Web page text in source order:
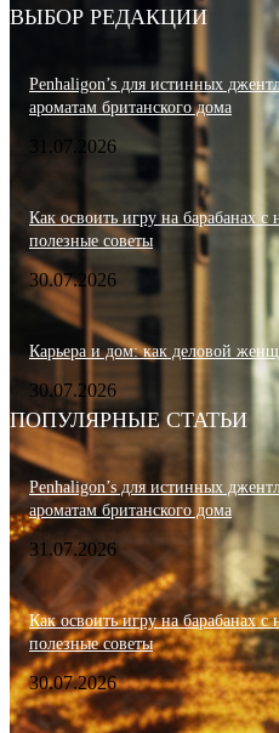
ВЫБОР РЕДАКЦИИ
Penhaligon’s для истинных
ароматам британского дома
31.07.2026
Как освоить игру на барабанах
полезные советы
30.07.2026
Карьера и дом: как деловой
30.07.2026
ПОПУЛЯРНЫЕ СТАТЬИ
Penhaligon’s для истинных
ароматам британского дома
31.07.2026
Как освоить игру на барабанах
полезные советы
30.07.2026